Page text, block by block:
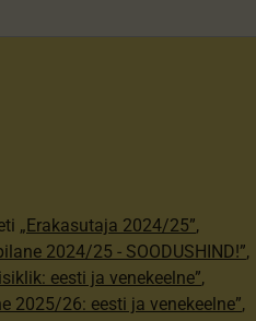
„Erakasutaja 2024/25”,
2024/25 - SOODUSHIND!”,
eesti ja venekeelne”,
2025/26: eesti ja venekeelne”,